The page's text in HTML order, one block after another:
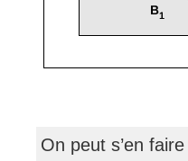
On peut s’en